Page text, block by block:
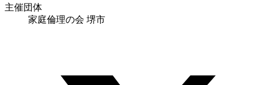
主催団体
家庭倫理の会 堺市